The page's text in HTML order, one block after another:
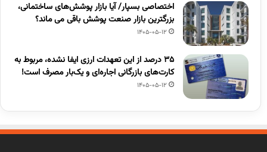
اختصاصی بسپار/ آیا بازار پوشش‌های ساختمانی،
بزرگترین بازار صنعت پوشش باقی می ماند؟
1405-05-12
۳۵ درصد از این تعهدات ارزی ایفا نشده، مربوط به
کارت‌های بازرگانی اجاره‌ای و یک‌بار مصرف است!
1405-05-12